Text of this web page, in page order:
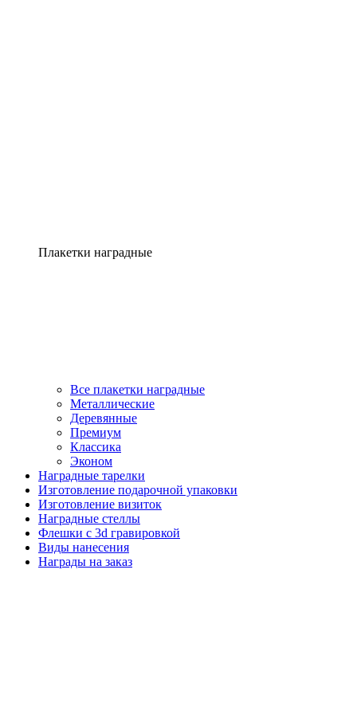
Плакетки наградные
Все плакетки наградные
Металлические
Деревянные
Премиум
Классика
Эконом
Наградные тарелки
Изготовление подарочной упаковки
Изготовление визиток
Наградные стеллы
Флешки с 3d гравировкой
Виды нанесения
Награды на заказ